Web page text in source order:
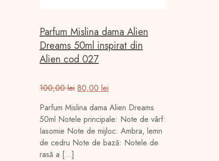
Parfum Mislina dama Alien
Dreams 50ml inspirat din
Alien cod 027
100,00lei Prețul
a
fost:
100,00 lei.
80,00 lei
este:
80,00 lei.
Parfum Mislina dama Alien Dreams
50ml Notele principale: Note de vârf:
Iasomie Note de mijloc: Ambra, lemn
de cedru Note de bază: Notele de
rasă a […]